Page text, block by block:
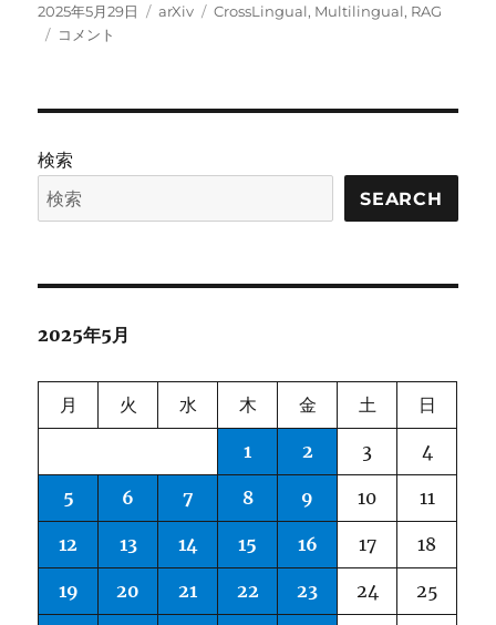
投
稿
2025年5月29日
カ
arXiv
タ
CrossLingual, Multilingual, RAG
XRAG:
Generation
に
コメント
検索
SEARCH
2025年5月
月 火 水 木 金 土 日
1 2 3 4
5 6 7 8 9 10 11
12 13 14 15 16 17 18
19 20 21 22 23 24 25